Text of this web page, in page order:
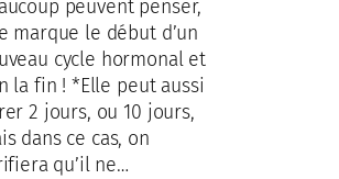
peuvent penser,
marque le début d’un
cycle hormonal et
la fin ! *Elle peut aussi
2 jours, ou 10 jours,
dans ce cas, on
qu’il ne…